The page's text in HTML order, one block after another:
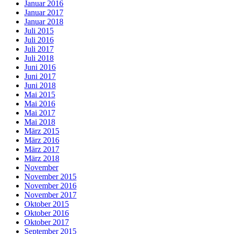
Januar 2016
Januar 2017
Januar 2018
Juli 2015
Juli 2016
Juli 2017
Juli 2018
Juni 2016
Juni 2017
Juni 2018
Mai 2015
Mai 2016
Mai 2017
Mai 2018
März 2015
März 2016
März 2017
März 2018
November
November 2015
November 2016
November 2017
Oktober 2015
Oktober 2016
Oktober 2017
September 2015